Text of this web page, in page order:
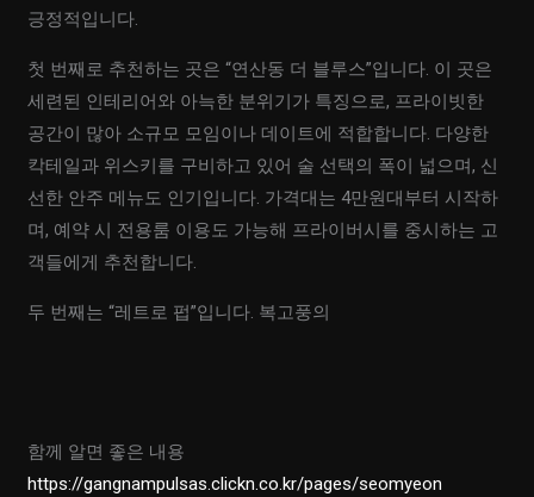
긍정적입니다.
첫 번째로 추천하는 곳은 “연산동 더 블루스”입니다. 이 곳은
세련된 인테리어와 아늑한 분위기가 특징으로, 프라이빗한
공간이 많아 소규모 모임이나 데이트에 적합합니다. 다양한
칵테일과 위스키를 구비하고 있어 술 선택의 폭이 넓으며, 신
선한 안주 메뉴도 인기입니다. 가격대는 4만원대부터 시작하
며, 예약 시 전용룸 이용도 가능해 프라이버시를 중시하는 고
객들에게 추천합니다.
두 번째는 “레트로 펍”입니다. 복고풍의
함께 알면 좋은 내용
https://gangnampulsas.clickn.co.kr/pages/seomyeon